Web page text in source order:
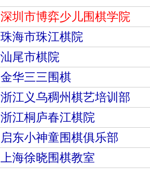
深圳市博弈少儿围棋学院
珠海市珠江棋院
汕尾市棋院
金华三三围棋
浙江义乌稠州棋艺培训部
浙江桐庐春江棋院
启东小神童围棋俱乐部
上海徐晓围棋教室